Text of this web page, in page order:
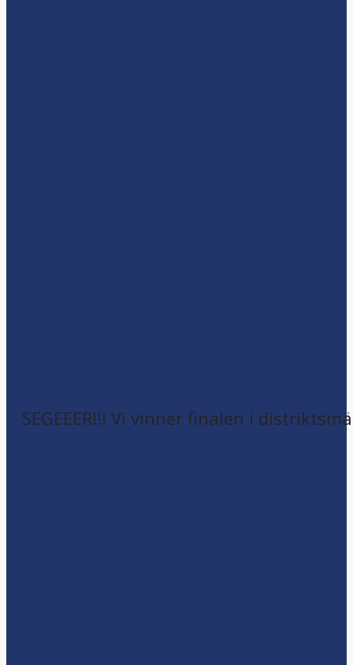
SEGEEER!!! Vi vinner finalen i